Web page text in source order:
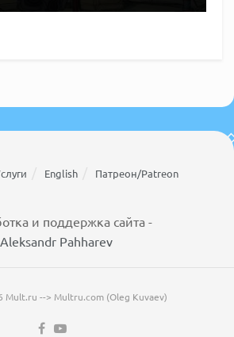
English Патреон/Patreon
и поддержка сайта -
Aleksandr Pahharev
Mult.ru --> Multru.com (Oleg Kuvaev)